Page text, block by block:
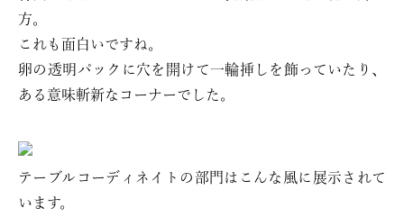
方。
これも面白いですね。
卵の透明パックに穴を開けて一輪挿しを飾っていたり、
ある意味斬新なコーナーでした。
テーブルコーディネイトの部門はこんな風に展示されて
います。